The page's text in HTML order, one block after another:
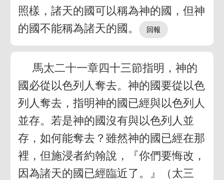
照樣，諸天的國可以稱為神的國，但神
的國不能稱為諸天的國。
馬太二十一章四十三節指明，神的
國必從以色列人奪去。神的國要從以色
列人奪去，指明神的國已經與以色列人
並存。若是神的國沒有與以色列人並
存，如何能奪去？雖然神的國已經在那
裡，但施浸者約翰說，『你們要悔改，
因為諸天的國已經臨近了。』（太三